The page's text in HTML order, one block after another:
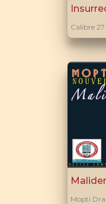
Calibre 27
Mopti Dra